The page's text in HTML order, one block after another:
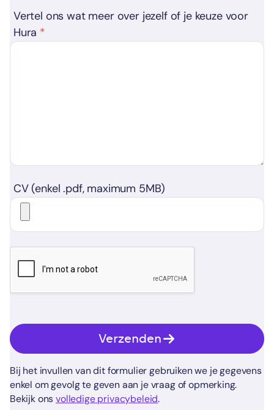
Vertel ons wat meer over jezelf of je keuze voor
Hura
CV (enkel .pdf, maximum 5MB)
Verzenden
Bij het invullen van dit formulier gebruiken we je gegevens
enkel om gevolg te geven aan je vraag of opmerking.
Bekijk onsvolledige privacybeleid.